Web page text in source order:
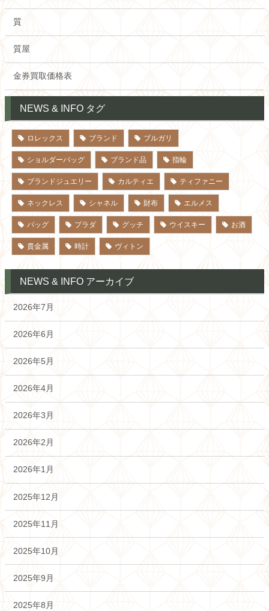
質
質屋
金券買取価格表
NEWS & INFO タグ
ロレックス ブランド ブルガリ
ショルダーバッグ ブランド品 指輪
ブランドジュエリー カルティエ ティファニー
ネックレス シャネル 財布 エルメス
バッグ プラダ グッチ ウイスキー お酒
貴金属 時計 ヴィトン
NEWS & INFO アーカイブ
2026年7月
2026年6月
2026年5月
2026年4月
2026年3月
2026年2月
2026年1月
2025年12月
2025年11月
2025年10月
2025年9月
2025年8月